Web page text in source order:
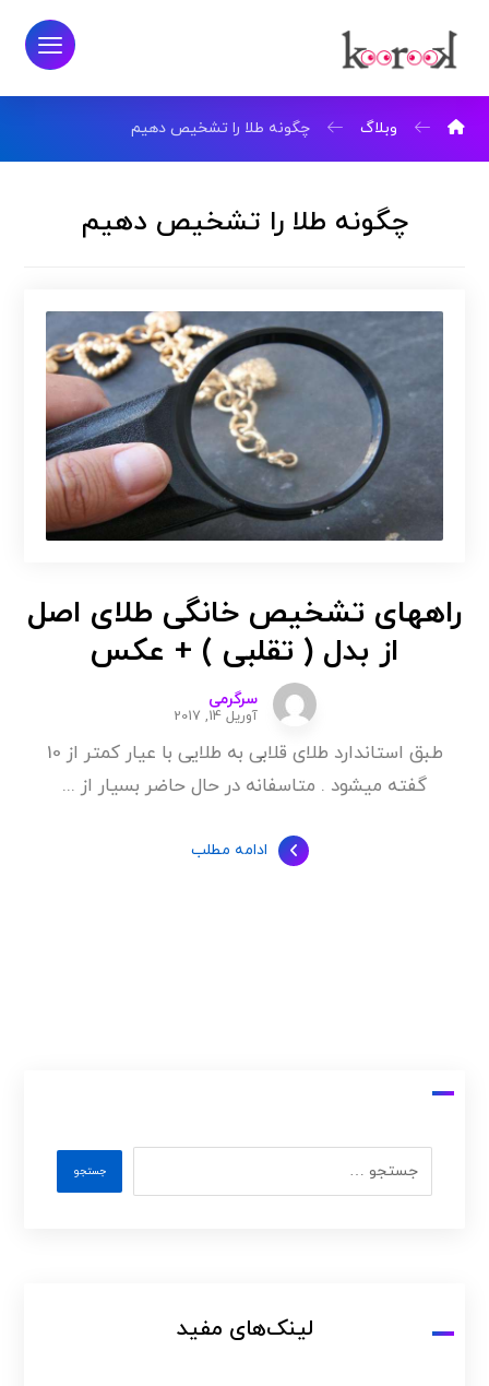
وبلاگ چگونه طلا را تشخیص دهیم
چگونه طلا را تشخیص دهیم
راههای تشخیص خانگی طلای اصل
از بدل ( تقلبی ) + عکس
سرگرمی
آوریل 14, 2017
طبق استاندارد طلای قلابی به طلایی با عیار کمتر از 10
گفته میشود . متاسفانه در حال حاضر بسیار از ...
ادامه مطلب
لینک‌های مفید